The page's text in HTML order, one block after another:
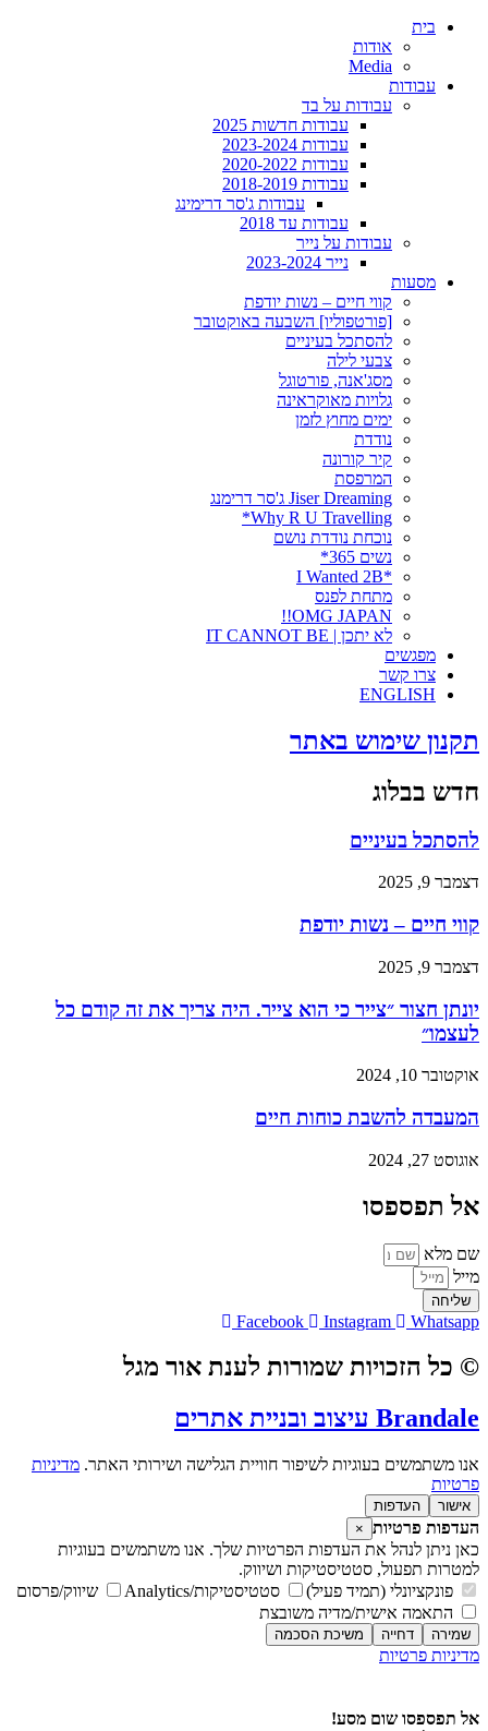
בית
אודות
Media
עבודות
עבודות על בד
עבודות חדשות 2025
עבודות 2023-2024
עבודות 2020-2022
עבודות 2018-2019
עבודות ג'סר דרימינג
עבודות עד 2018
עבודות על נייר
נייר 2023-2024
מסעות
קווי חיים – נשות יודפת
[פורטפוליו] השבעה באוקטובר
להסתכל בעיניים
צבעי לילה
מסג'אנה, פורטוגל
גלויות מאוקראינה
ימים מחוץ לזמן
נודדת
קיר קורונה
המרפסת
Jiser Dreaming ג'סר דרימנג
Why R U Travelling*
נוכחת נודדת נושם
נשים 365*
*I Wanted 2B
מתחת לפנס
OMG JAPAN!!
לא יתכן | IT CANNOT BE
מפגשים
צרו קשר
ENGLISH
תקנון שימוש באתר
חדש בבלוג
להסתכל בעיניים
דצמבר 9, 2025
קווי חיים – נשות יודפת
דצמבר 9, 2025
יונתן חצור ״צייר כי הוא צייר. היה צריך את זה קודם כל
לעצמו״
אוקטובר 10, 2024
המעבדה להשבת כוחות חיים
אוגוסט 27, 2024
אל תפספסו
שם מלא
מייל
שליחה
Facebook Instagram Whatsapp
© כל הזכויות שמורות לענת אור מגל
Brandale עיצוב ובניית אתרים
אנו משתמשים בעוגיות לשיפור חוויית הגלישה ושירותי האתר. מדיניות
פרטיות
אישור העדפות
העדפות פרטיות ×
כאן ניתן לנהל את העדפות הפרטיות שלך. אנו משתמשים בעוגיות
למטרות תפעול, סטטיסטיקות ושיווק.
פונקציונלי (תמיד פעיל)
סטטיסטיקות/Analytics
שיווק/פרסום
התאמה אישית/מדיה משובצת
שמירה דחייה משיכת הסכמה
מדיניות פרטיות
אל תפספסו שום מסע!